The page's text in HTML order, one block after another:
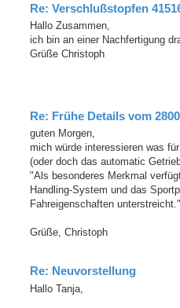
Re: Verschlußstopfen
Hallo Zusammen,
ich bin an einer Nachfertigung
Grüße Christoph
Re: Frühe Details vom
guten Morgen,
mich würde interessieren was
(oder doch das automatic
"Als besonderes Merkmal
Handling-System und das
Fahreigenschaften unterstreicht."
Grüße, Christoph
Re: Neuvorstellung
Hallo Tanja,